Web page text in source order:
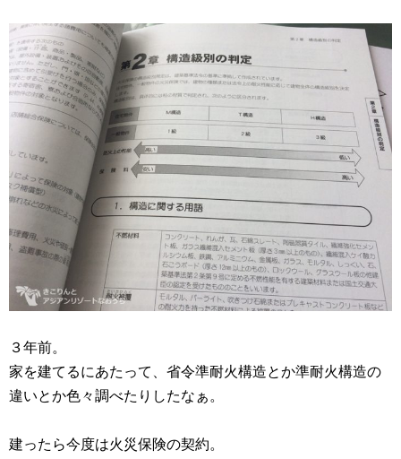
３年前。
家を建てるにあたって、省令準耐火構造とか準耐火構造の
違いとか色々調べたりしたなぁ。
建ったら今度は火災保険の契約。